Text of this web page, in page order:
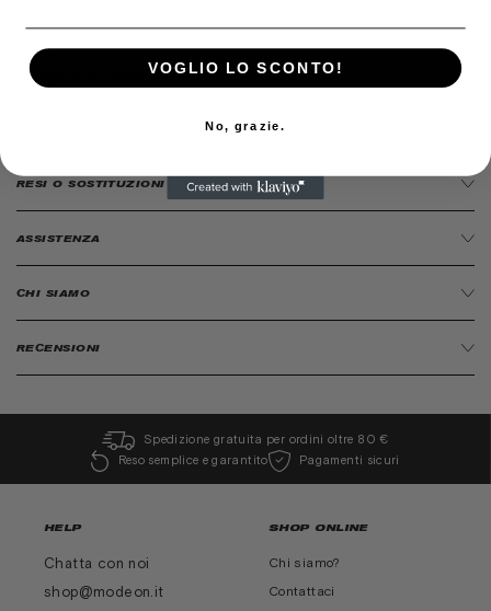
SPEDIZIONI EXPRESS 24/48H ORE
RESI O SOSTITUZIONI
ASSISTENZA
CHI SIAMO
RECENSIONI
Spedizione gratuita per ordini oltre 80 €
Reso semplice e garantito
Pagamenti sicuri
HELP
Chatta con noi
shop@modeon.it
SHOP ONLINE
Chi siamo?
Contattaci
VOGLIO LO SCONTO!
No, grazie.